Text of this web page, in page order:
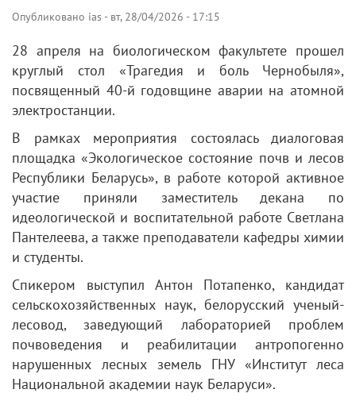
Опубликовано ias - вт, 28/04/2026 - 17:15
28 апреля на биологическом факультете прошел
круглый стол «Трагедия и боль Чернобыля»,
посвященный 40-й годовщине аварии на атомной
электростанции.
В рамках мероприятия состоялась диалоговая
площадка «Экологическое состояние почв и лесов
Республики Беларусь», в работе которой активное
участие приняли заместитель декана по
идеологической и воспитательной работе Светлана
Пантелеева, а также преподаватели кафедры химии
и студенты.
Спикером выступил Антон Потапенко, кандидат
сельскохозяйственных наук, белорусский ученый-
лесовод, заведующий лабораторией проблем
почвоведения и реабилитации антропогенно
нарушенных лесных земель ГНУ «Институт леса
Национальной академии наук Беларуси».